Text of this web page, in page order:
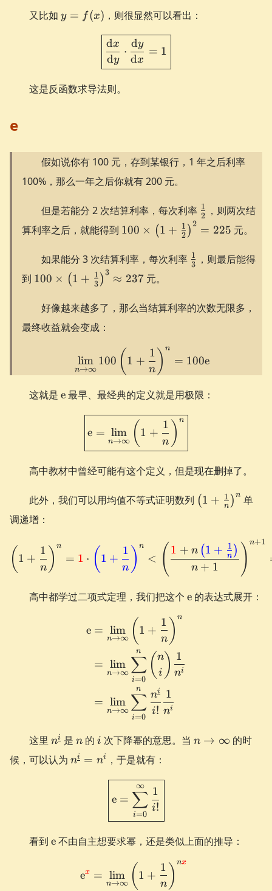
又比如 y =
y = f(x) ，则很显然可以看出：
\boxed{ \frac{\d x}{\d
dy
dx
⋅
dx
dy
= 1
这是反函数求导法则。
e
假如说你有 100 元，存到某银行，1 年之后利率
100%，那么一年之后你就有 200 元。
但是若能分 2 次结算利率，每次利率 \frac12
2
1
，则两次结
算利率之后，就能得到 100 \times
\left(1 +
\frac12\right)^2
= 225
100 × (1 + 2
1 )2 = 225 元。
如果能分 3 次结算利率，每次利率 \frac13
3
1
，则最后能得
到 100 \times
\left(1 +
\frac13\right)^3
\approx 237
100 × (1 + 3
1 )3 ≈ 237元。
好像越来越多了，那么当结算利率的次数无限多，
最终收益就会变成：
\lim_{n \to \infty}
n→∞
lim 100 ( 1 +
n
1 ) n
= 100e
这就是 \e
e最早、最经典的定义就是用极限：
\boxed{ \e = \lim_{n\to
e =
n→∞
lim ( 1 +
n
1 ) n
高中教材中曾经可能有这个定义，但是现在删掉了。
此外，我们可以用均值不等式证明数列 \left(1 +
(1 + n
1 ) n 单
调递增：
\left(1 +
( 1 +
n
1 ) n
= 1 ⋅ ( 1 +
n
1 ) n
< ( n + 1
1 + n (1 + n
1 ) ) n+1
高中都学过二项式定理，我们把这个 \e
e 的表达式展开：
\begin{aligned} \e &=
e =
n→∞
lim ( 1 +
n
1 ) n
=
n→∞
lim
i=0
∑
n (i
n ) ni
1
=
n→∞
lim
i=0
∑
n
i!
ni
ni
1
这里 n^{\underline
ni 是 n
n 的 i
i 次下降幂的意思。当 n\to
n → ∞ 的时
候，可以认为 n^{\underline
ni = ni
，于是就有：
\boxed{ \e =
e =
i=0
∑
∞
i!
1
看到 \e
e不由自主想要求幂，还是类似上面的推导：
ex =
n→∞
lim ( 1 +
n
1 ) nx